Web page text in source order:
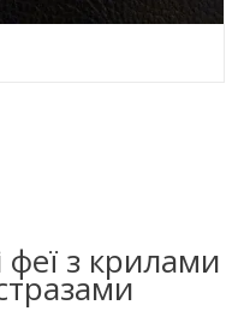
з крилами